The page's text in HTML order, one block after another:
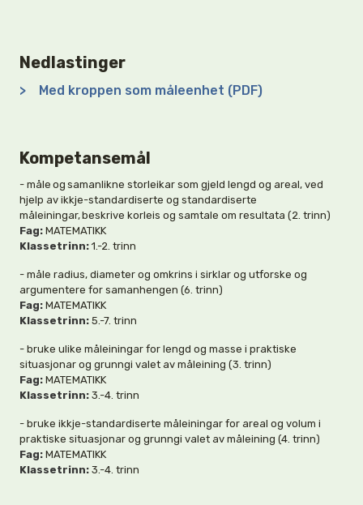
Nedlastinger
> Med kroppen som måleenhet (PDF)
Kompetansemål
- måle og samanlikne storleikar som gjeld lengd og areal, ved
hjelp av ikkje-standardiserte og standardiserte
måleiningar, beskrive korleis og samtale om resultata (2. trinn)
Fag: MATEMATIKK
Klassetrinn: 1.-2. trinn
- måle radius, diameter og omkrins i sirklar og utforske og
argumentere for samanhengen (6. trinn)
Fag: MATEMATIKK
Klassetrinn: 5.-7. trinn
- bruke ulike måleiningar for lengd og masse i praktiske
situasjonar og grunngi valet av måleining (3. trinn)
Fag: MATEMATIKK
Klassetrinn: 3.-4. trinn
- bruke ikkje-standardiserte måleiningar for areal og volum i
praktiske situasjonar og grunngi valet av måleining (4. trinn)
Fag: MATEMATIKK
Klassetrinn: 3.-4. trinn